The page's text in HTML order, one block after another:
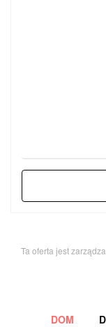
Ta oferta jest
DOM